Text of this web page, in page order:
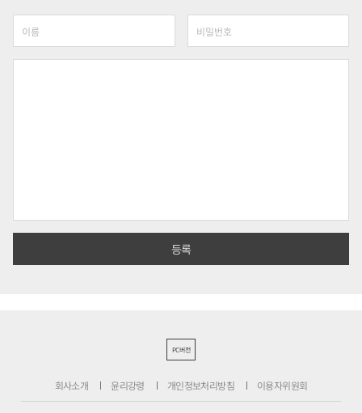
PC버전
회사소개 윤리강령 개인정보처리방침 이용자위원회